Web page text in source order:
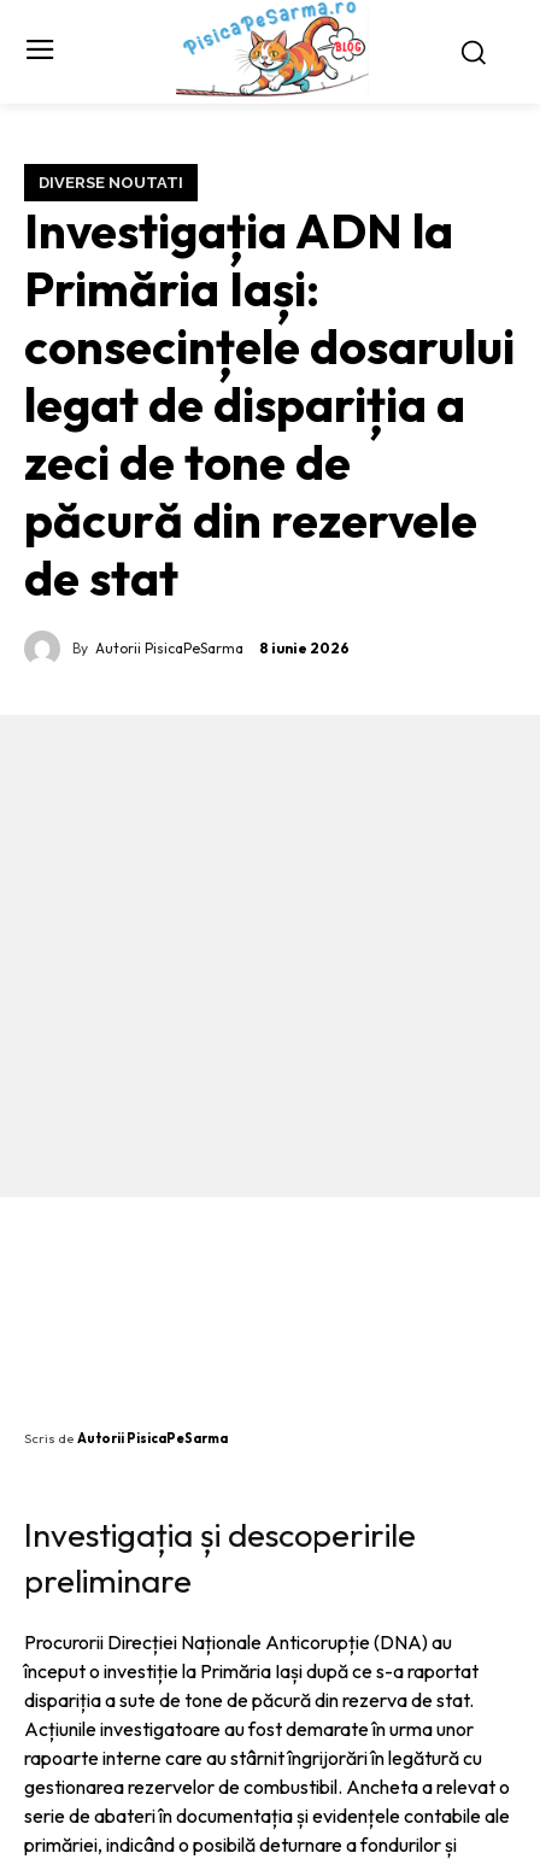
DIVERSE NOUTATI
Investigația ADN la
Primăria Iași:
consecințele dosarului
legat de dispariția a
zeci de tone de
păcură din rezervele
de stat
By Autorii PisicaPeSarma 8 iunie 2026
Scris de Autorii PisicaPeSarma
Investigația și descoperirile
preliminare
Procurorii Direcției Naționale Anticorupție (DNA) au
început o investiție la Primăria Iași după ce s-a raportat
dispariția a sute de tone de păcură din rezerva de stat.
Acțiunile investigatoare au fost demarate în urma unor
rapoarte interne care au stârnit îngrijorări în legătură cu
gestionarea rezervelor de combustibil. Ancheta a relevat o
serie de abateri în documentația și evidențele contabile ale
primăriei, indicând o posibilă deturnare a fondurilor și